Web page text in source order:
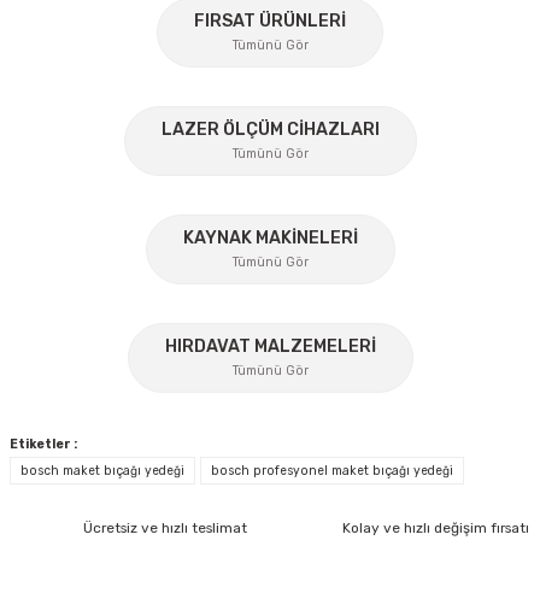
Ürün resmi kalitesiz, bozuk veya görüntülenemiyor.
Ürün bilgilerinde hatalar bulunuyor.
Ürün fiyatı diğer sitelerden daha pahalı.
Gönder
FIRSAT ÜRÜNLERİ
Tümünü Gör
LAZER ÖLÇÜM CİHAZLARI
Tümünü Gör
KAYNAK MAKİNELERİ
Tümünü Gör
HIRDAVAT MALZEMELERİ
Tümünü Gör
Etiketler :
bosch maket bıçağı yedeği
bosch profesyonel maket bıçağı yedeği
Ücretsiz ve hızlı teslimat Kolay ve hızlı değişim fırsatı